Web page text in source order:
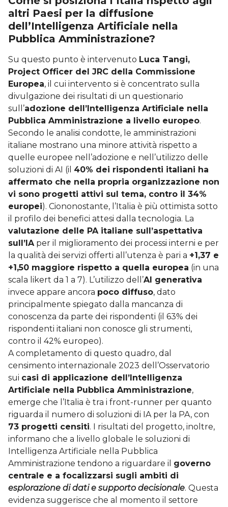
altri Paesi per la diffusione
dell’Intelligenza Artificiale nella
Pubblica Amministrazione?
Su questo punto è intervenuto Luca Tangi,
Project Officer del JRC della Commissione
Europea, il cui intervento si è concentrato sulla
divulgazione dei risultati di un questionario
sull’adozione dell’Intelligenza Artificiale nella
Pubblica Amministrazione a livello europeo.
Secondo le analisi condotte, le amministrazioni
italiane mostrano una minore attività rispetto a
quelle europee nell’adozione e nell’utilizzo delle
soluzioni di AI (il 40% dei rispondenti italiani ha
affermato che nella propria organizzazione non
vi sono progetti attivi sul tema, contro il 34%
europei). Ciononostante, l’Italia è più ottimista sotto
il profilo dei benefici attesi dalla tecnologia. La
valutazione delle PA italiane sull’aspettativa
sull’IAper il miglioramento dei processi interni e per
la qualità dei servizi offerti all’utenza è pari a +1,37 e
+1,50 maggiore rispetto a quella europea (in una
scala likert da 1 a 7). L’utilizzo dell’AI generativa
invece appare ancora poco diffuso, dato
principalmente spiegato dalla mancanza di
conoscenza da parte dei rispondenti (il 63% dei
rispondenti italiani non conosce gli strumenti,
contro il 42% europeo).
A completamento di questo quadro, dal
censimento internazionale 2023 dell’Osservatorio
sui casi di applicazione dell’Intelligenza
Artificiale nella Pubblica Amministrazione,
emerge che l’Italia è tra i front-runner per quanto
riguarda il numero di soluzioni di IA per la PA, con
73 progetti censiti. I risultati del progetto, inoltre,
informano che a livello globale le soluzioni di
Intelligenza Artificiale nella Pubblica
Amministrazione tendono a riguardare il governo
centrale e a focalizzarsi sugli ambiti di
esplorazione di dati e supporto decisionale. Questa
evidenza suggerisce che al momento il settore